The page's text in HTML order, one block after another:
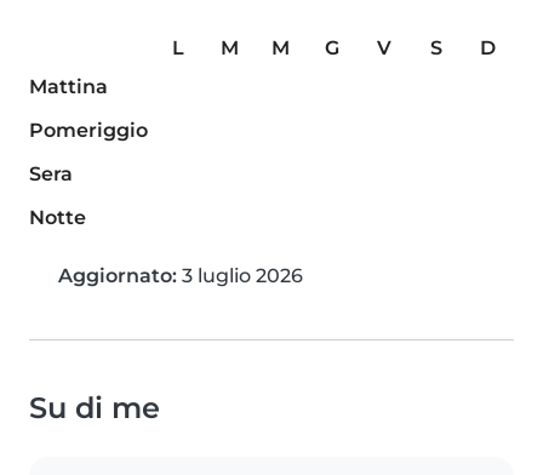
L M M G V S
D
Mattina
Pomeriggio
Sera
Notte
Aggiornato: 3 luglio 2026
Su di me